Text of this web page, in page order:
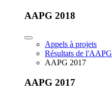
AAPG 2018
Appels à projets
Résultats de l'AAPG
AAPG 2017
AAPG 2017